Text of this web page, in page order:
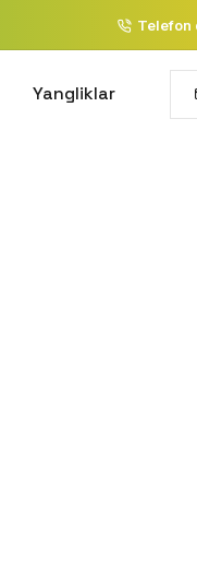
Telefon
Yangliklar